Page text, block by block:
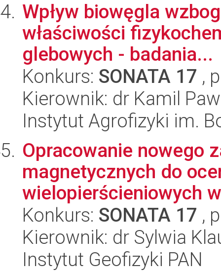
Wpływ biowęgla
właściwości
glebowych - badania...
Konkurs: SONATA 17 ,
Kierownik: dr Kamil
Instytut Agrofizyki im.
Opracowanie nowego
magnetycznych do
wielopierścieniowych
Konkurs: SONATA 17 ,
Kierownik: dr Sylwia
Instytut Geofizyki PAN